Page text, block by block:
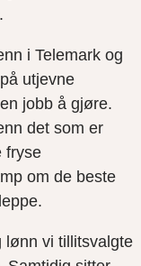
i Telemark og
utjevne
jobb å gjøre.
det som er
fryse
om de beste
lønn vi tillitsvalgte